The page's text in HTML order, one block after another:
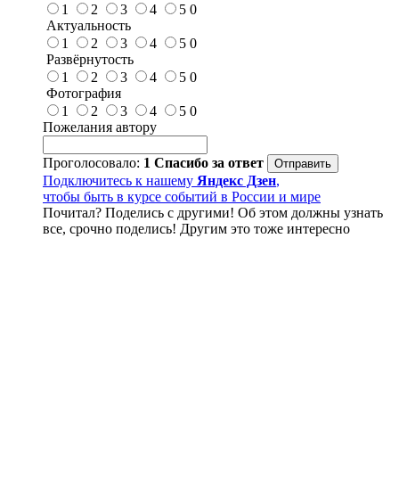
1
2 3 4 5 0
Актуальность
1
2 3 4 5 0
Развёрнутость
1
2 3 4 5 0
Фотография
1
2 3 4 5 0
Пожелания автору
Проголосовало: 1 Спасибо за ответ
Подключитесь к нашему Яндекс Дзен,
чтобы быть в курсе событий в России и мире
Почитал? Поделись с другими! Об этом должны узнать
все, срочно поделись! Другим это тоже интересно